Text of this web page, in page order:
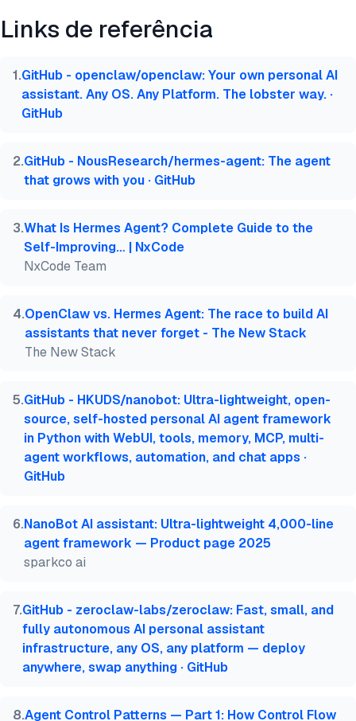
@misc{dilmegani2026,
title  = {{Alternativas ao OpenClaw: Hermes vs
  month  = jul,
howpublished    = {\url{https://aimultiple.com/
Links de referência
1.GitHub - openclaw/openclaw: Your own personal AI
assistant. Any OS. Any Platform. The lobster way. ·
GitHub
2.GitHub - NousResearch/hermes-agent: The agent
that grows with you · GitHub
3.What Is Hermes Agent? Complete Guide to the
Self-Improving… | NxCode
NxCode Team
4.OpenClaw vs. Hermes Agent: The race to build AI
assistants that never forget - The New Stack
The New Stack
5.GitHub - HKUDS/nanobot: Ultra-lightweight, open-
source, self-hosted personal AI agent framework
in Python with WebUI, tools, memory, MCP, multi-
agent workflows, automation, and chat apps ·
GitHub
6.NanoBot AI assistant: Ultra-lightweight 4,000-line
agent framework — Product page 2025
sparkco ai
7.GitHub - zeroclaw-labs/zeroclaw: Fast, small, and
fully autonomous AI personal assistant
infrastructure, any OS, any platform — deploy
anywhere, swap anything · GitHub
8.Agent Control Patterns — Part 1: How Control Flow